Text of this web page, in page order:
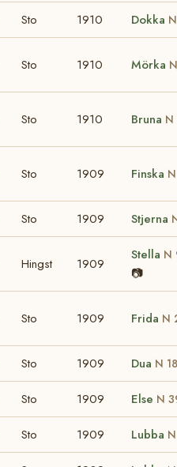
Sto 1910 Dokka
Sto 1910 Mörka
Sto 1910 Bruna N
Sto 1909 Finska
Sto 1909 Stjerna
Hingst 1909
Stella N
📷
Sto 1909 Frida N
Sto 1909 Dua N
Sto 1909 Else N
Sto 1909 Lubba